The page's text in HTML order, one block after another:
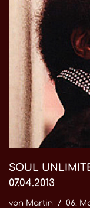
SOUL
07.04.2013
von Martin 06.